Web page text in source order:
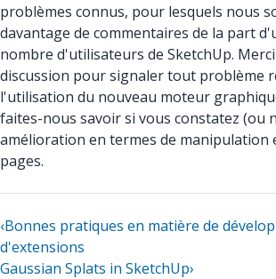
problèmes connus, pour lesquels nous
davantage de commentaires de la part
nombre d'utilisateurs de SketchUp.
discussion pour signaler tout problème
l'utilisation du nouveau moteur
faites-nous savoir si vous constatez (ou
amélioration en termes de manipulation
pages.
‹Bonnes pratiques en matière de
d'extensions
Gaussian Splats in SketchUp›